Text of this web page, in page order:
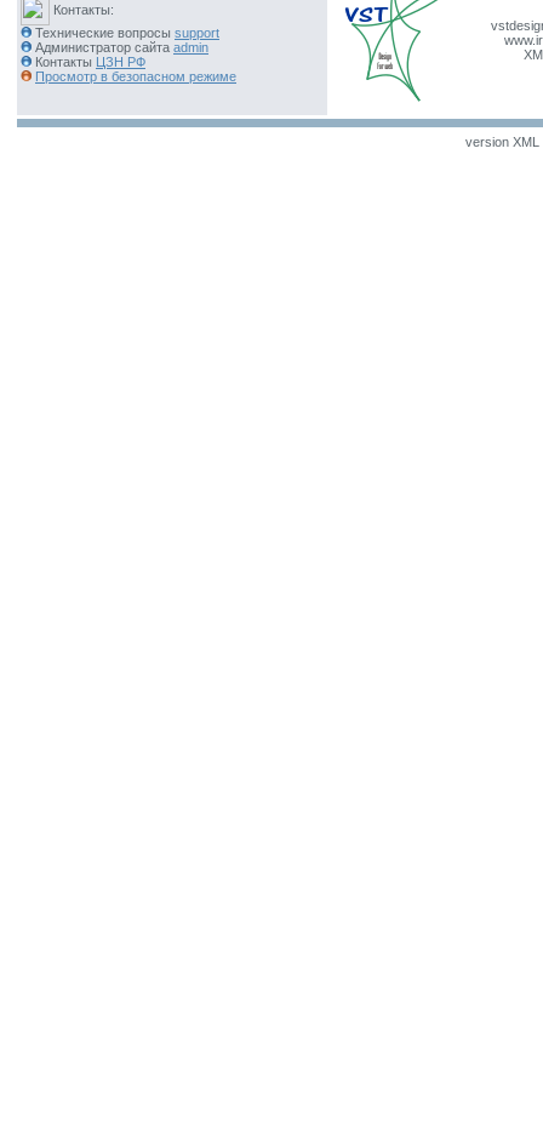
Контакты:
Технические вопросы support
Администратор сайта admin
Контакты ЦЗН РФ
Просмотр в безопасном режиме
version